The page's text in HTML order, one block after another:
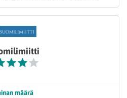
määrä